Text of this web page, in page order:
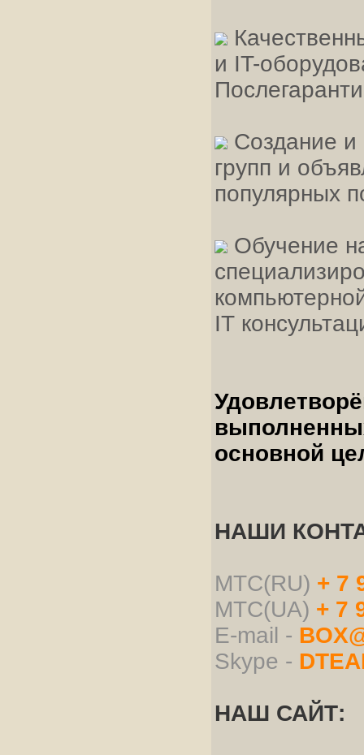
и IT-
Создание и
групп и
популярных
Обучение
IT
основной
НАШИ
МТС(RU) + 7
МТС(UA) + 7
E-mail -
Skype -
НАШ САЙТ: